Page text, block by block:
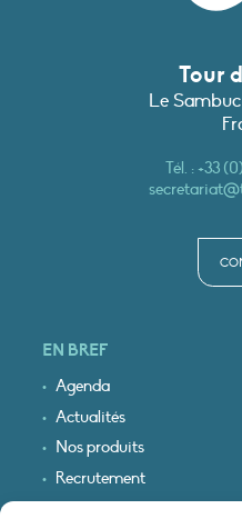
Tour
Le
Tél. :+33
EN BREF
Agenda
Actualités
Nos produits
Recrutement